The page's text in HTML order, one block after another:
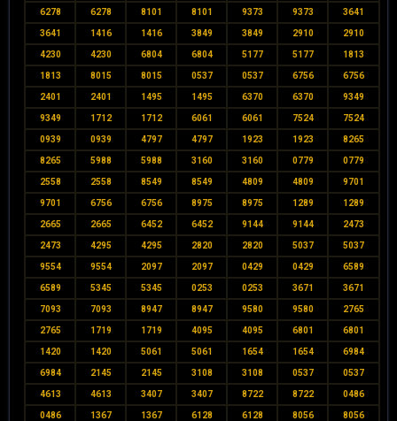
6278 6278 8101 8101 9373 9373 3641
3641 1416 1416 3849 3849 2910 2910
4230 4230 6804 6804 5177 5177 1813
1813 8015 8015 0537 0537 6756 6756
2401 2401 1495 1495 6370 6370 9349
9349 1712 1712 6061 6061 7524 7524
0939 0939 4797 4797 1923 1923 8265
8265 5988 5988 3160 3160 0779 0779
2558 2558 8549 8549 4809 4809 9701
9701 6756 6756 8975 8975 1289 1289
2665 2665 6452 6452 9144 9144 2473
2473 4295 4295 2820 2820 5037 5037
9554 9554 2097 2097 0429 0429 6589
6589 5345 5345 0253 0253 3671 3671
7093 7093 8947 8947 9580 9580 2765
2765 1719 1719 4095 4095 6801 6801
1420 1420 5061 5061 1654 1654 6984
6984 2145 2145 3108 3108 0537 0537
4613 4613 3407 3407 8722 8722 0486
0486 1367 1367 6128 6128 8056 8056